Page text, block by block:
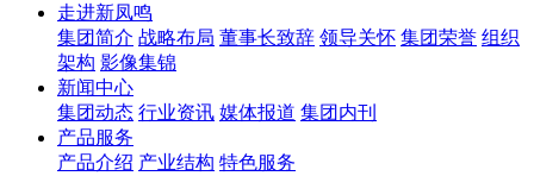
走进新凤鸣
集团简介 战略布局 董事长致辞 领导关怀 集团荣誉 组织
架构 影像集锦
新闻中心
集团动态 行业资讯 媒体报道 集团内刊
产品服务
产品介绍 产业结构 特色服务